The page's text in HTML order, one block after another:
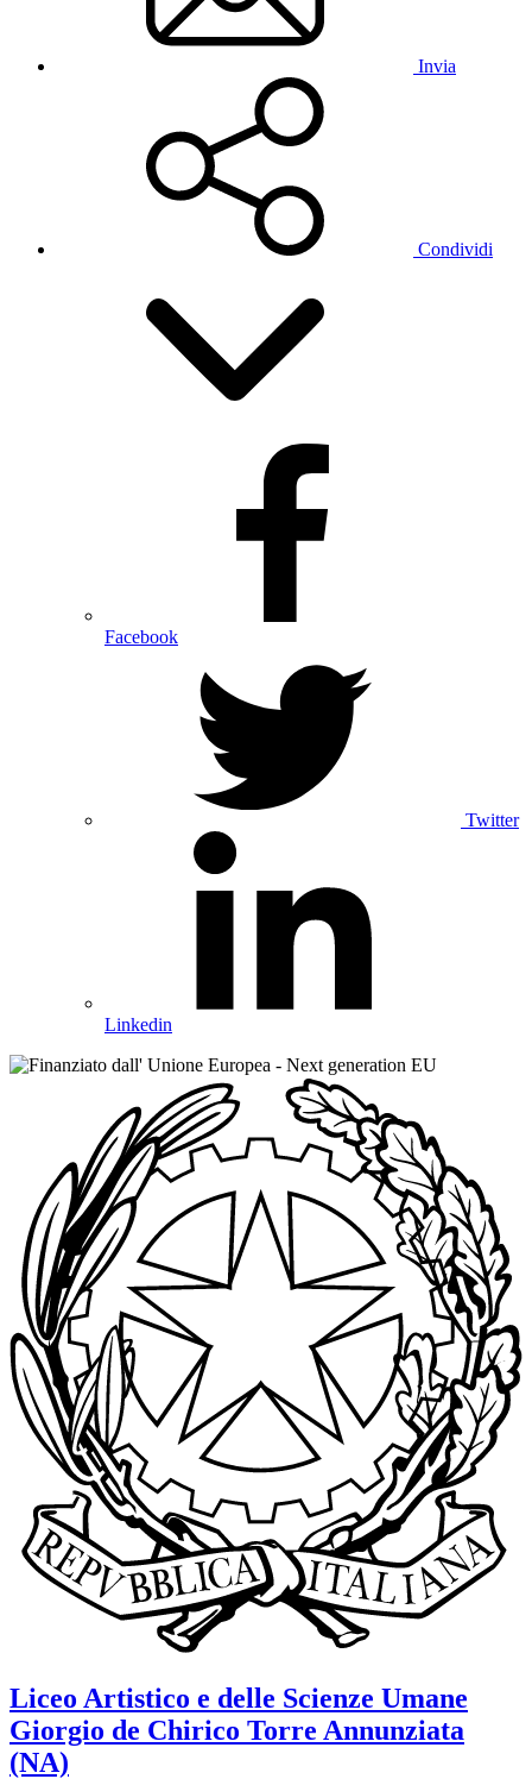
Invia
Condividi
Facebook
Twitter
Linkedin
Liceo Artistico e delle Scienze Umane
Giorgio de Chirico Torre Annunziata
(NA)